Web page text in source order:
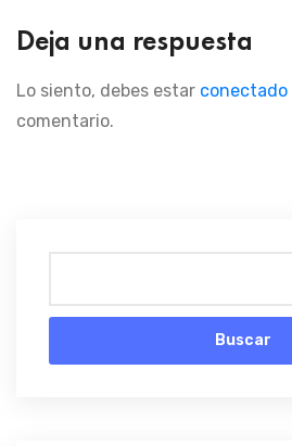
Deja una respuesta
Lo siento, debes estar conectado
comentario.
Buscar